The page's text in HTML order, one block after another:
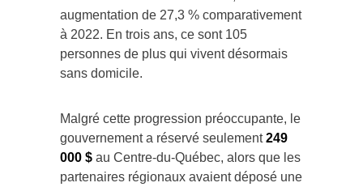
augmentation de 27,3 % comparativement
à 2022. En trois ans, ce sont 105
personnes de plus qui vivent désormais
sans domicile.
Malgré cette progression préoccupante, le
gouvernement a réservé seulement249
000 $ au Centre-du-Québec, alors que les
partenaires régionaux avaient déposé une